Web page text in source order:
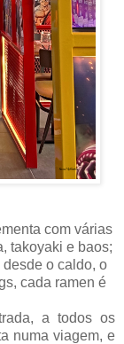
com várias
takoyaki e baos;
o caldo, o
cada ramen é
a todos os
numa viagem, e